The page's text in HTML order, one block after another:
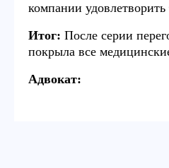
компании
Итог: После серии
покрыла все
Адвокат: